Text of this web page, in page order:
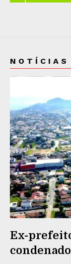
NOTÍCIAS
Ex-